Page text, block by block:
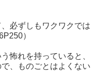
必ずしもワクワクでは
）
怖れを持っていると、
、ものごとはよくない